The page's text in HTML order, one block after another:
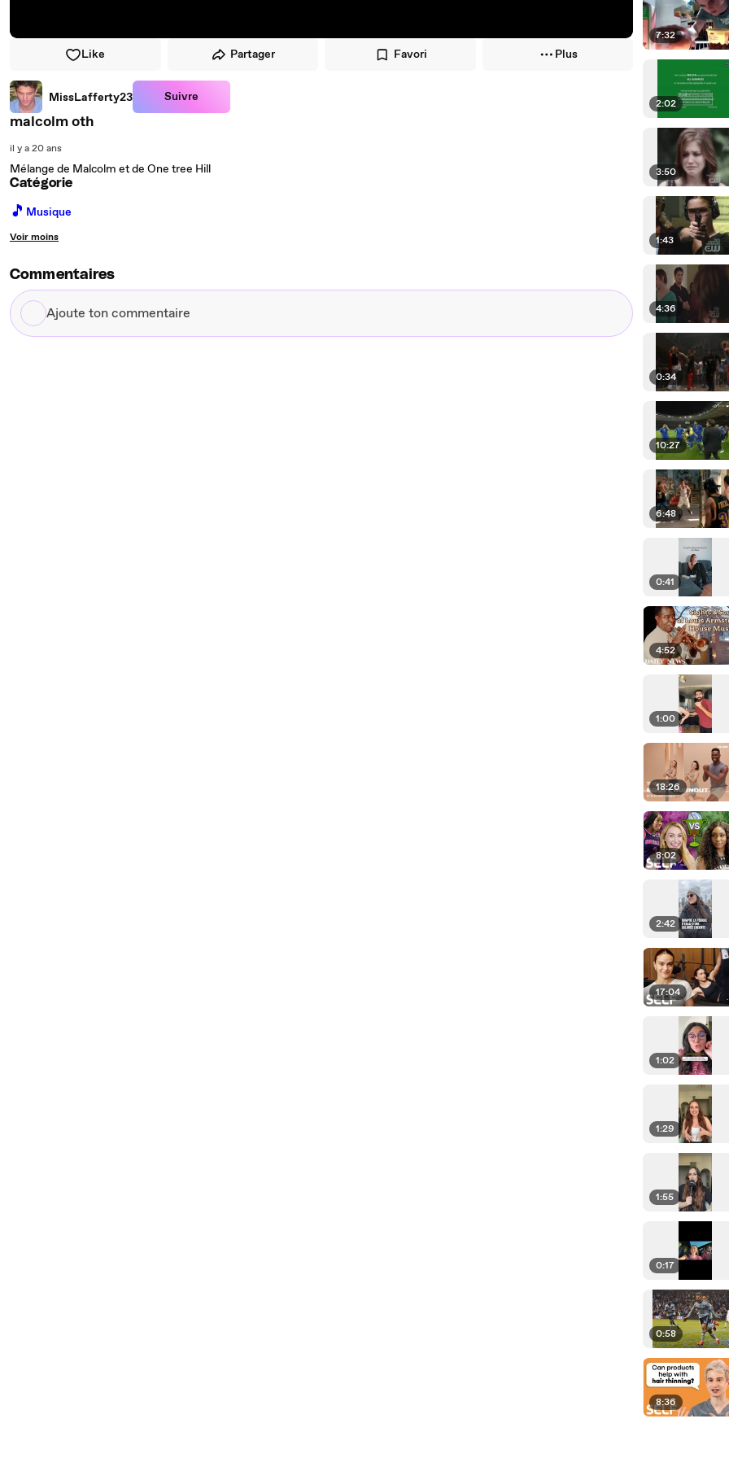
Like Partager Favori Plus
MissLafferty23 Suivre
malcolm oth
il y a 20 ans
Mélange de Malcolm et de One tree Hill
Catégorie
🎵 Musique
Voir moins
Commentaires
Ajoute
ton
7:32
2:02
3:50
1:43
4:36
0:34
10:27
6:48
0:41
4:52
1:00
18:26
8:02
2:42
17:04
1:02
1:29
1:55
0:17
0:58
8:36